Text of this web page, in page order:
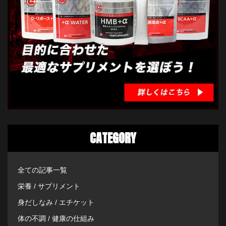
CATEGORY
全ての記事一覧
栄養 / サプリメント
身だしなみ / エチケット
体の不調 / 健康の仕組み